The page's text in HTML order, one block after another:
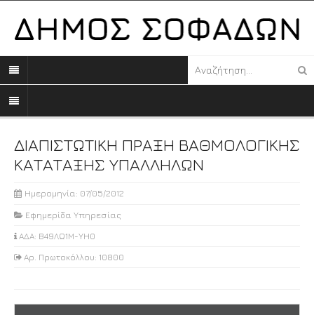
ΔΙΑΠΙΣΤΩΤΙΚΗ ΠΡΑΞΗ ΒΑΘΜΟΛΟΓΙΚΗΣ
ΚΑΤΑΤΑΞΗΣ ΥΠΑΛΛΗΛΩΝ
Ημερομηνία: 07/05/2012
Εφημερίδα Υπηρεσίας
ΑΔΑ: Β49ΛΩ1Μ-ΥΗ0
Αρ. Πρωτοκόλλου: 10800